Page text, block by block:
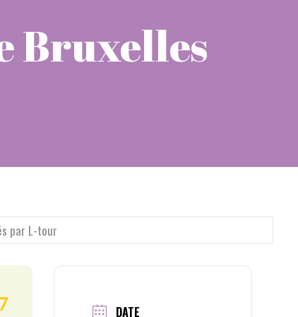
Bruxelles
par L-tour
DATE